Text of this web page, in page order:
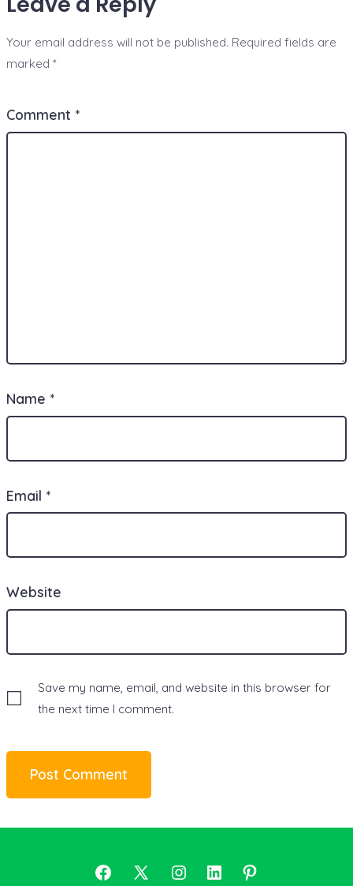
Your email address will not be published. Required fields are
marked*
Comment *
Name *
Email *
Website
Save my name, email, and website in this browser for
the next time I comment.